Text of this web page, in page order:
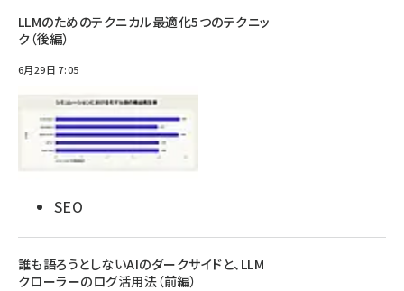
LLMのためのテクニカル最適化5つのテクニッ
ク（後編）
6月29日 7:05
SEO
誰も語ろうとしないAIのダークサイドと、LLM
クローラーのログ活用法（前編）